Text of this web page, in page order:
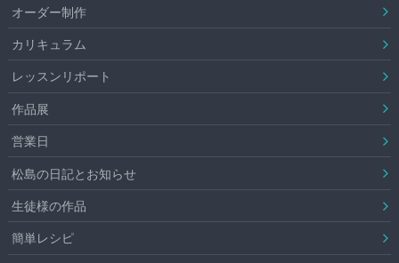
オーダー制作
カリキュラム
レッスンリポート
作品展
営業日
松島の日記とお知らせ
生徒様の作品
簡単レシピ